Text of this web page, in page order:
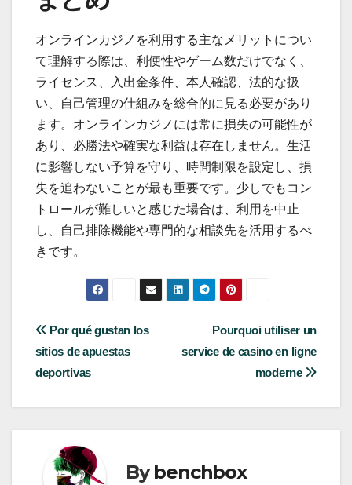
オンラインカジノを利用する主なメリットについ
て理解する際は、利便性やゲーム数だけでなく、
ライセンス、入出金条件、本人確認、法的な扱
い、自己管理の仕組みを総合的に見る必要があり
ます。オンラインカジノには常に損失の可能性が
あり、必勝法や確実な利益は存在しません。生活
に影響しない予算を守り、時間制限を設定し、損
失を追わないことが最も重要です。少しでもコン
トロールが難しいと感じた場合は、利用を中止
し、自己排除機能や専門的な相談先を活用するべ
きです。
Post
navigation
Pourquoi utiliser un
service de casino en ligne
moderne
Por qué gustan los
sitios de apuestas
deportivas
Bybenchbox